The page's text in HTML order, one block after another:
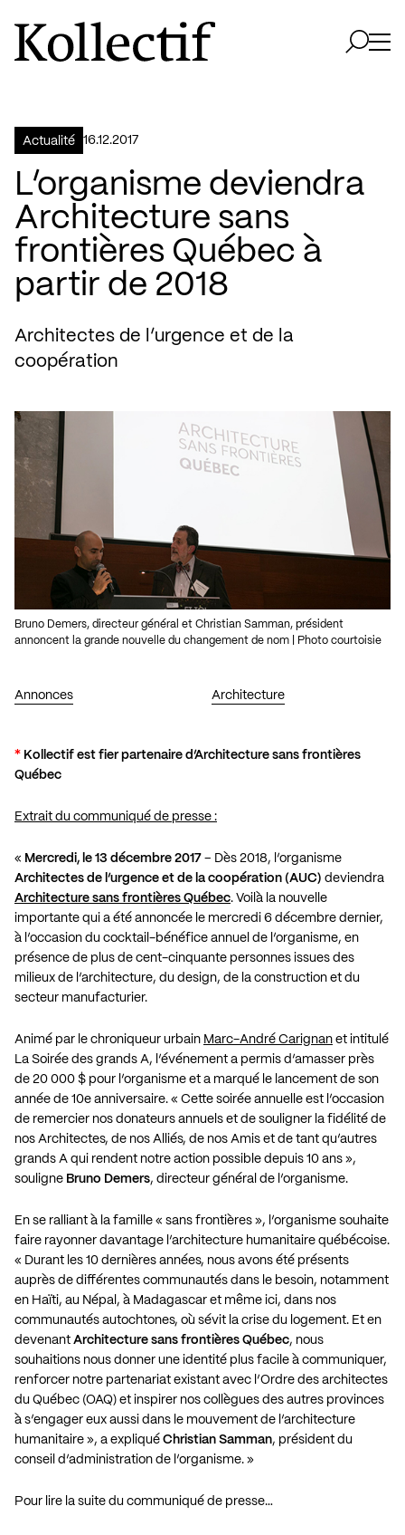
Aller à la page d'accueil
Logo Kollectif
Actualité 16.12.2017
L’organisme deviendra
Architecture sans
frontières Québec à
partir de 2018
Architectes de l’urgence et de la
coopération
Annonces Architecture
Bruno Demers, directeur général et Christian Samman, président
annoncent la grande nouvelle du changement de nom | Photo courtoisie
* Kollectif est fier partenaire d’Architecture sans frontières
Québec
Extrait du communiqué de presse :
« Mercredi, le 13 décembre 2017 – Dès 2018, l’organisme
Architectes de l’urgence et de la coopération (AUC) deviendra
Architecture sans frontières Québec. Voilà la nouvelle
importante qui a été annoncée le mercredi 6 décembre dernier,
à l’occasion du cocktail-bénéfice annuel de l’organisme, en
présence de plus de cent-cinquante personnes issues des
milieux de l’architecture, du design, de la construction et du
secteur manufacturier.
Animé par le chroniqueur urbain Marc-André Carignan et intitulé
La Soirée des grands A, l’événement a permis d’amasser près
de 20 000 $ pour l’organisme et a marqué le lancement de son
année de 10e anniversaire. « Cette soirée annuelle est l’occasion
de remercier nos donateurs annuels et de souligner la fidélité de
nos Architectes, de nos Alliés, de nos Amis et de tant qu’autres
grands A qui rendent notre action possible depuis 10 ans »,
souligne Bruno Demers, directeur général de l’organisme.
En se ralliant à la famille « sans frontières », l’organisme souhaite
faire rayonner davantage l’architecture humanitaire québécoise.
« Durant les 10 dernières années, nous avons été présents
auprès de différentes communautés dans le besoin, notamment
en Haïti, au Népal, à Madagascar et même ici, dans nos
communautés autochtones, où sévit la crise du logement. Et en
devenant Architecture sans frontières Québec, nous
souhaitions nous donner une identité plus facile à communiquer,
renforcer notre partenariat existant avec l’Ordre des architectes
du Québec (OAQ) et inspirer nos collègues des autres provinces
à s’engager eux aussi dans le mouvement de l’architecture
humanitaire », a expliqué Christian Samman, président du
conseil d’administration de l’organisme. »
Pour lire la suite du communiqué de presse…